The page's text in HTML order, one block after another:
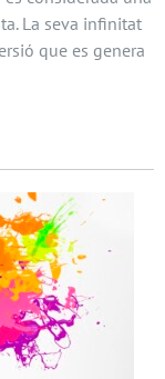
La seva infinitat
que es genera